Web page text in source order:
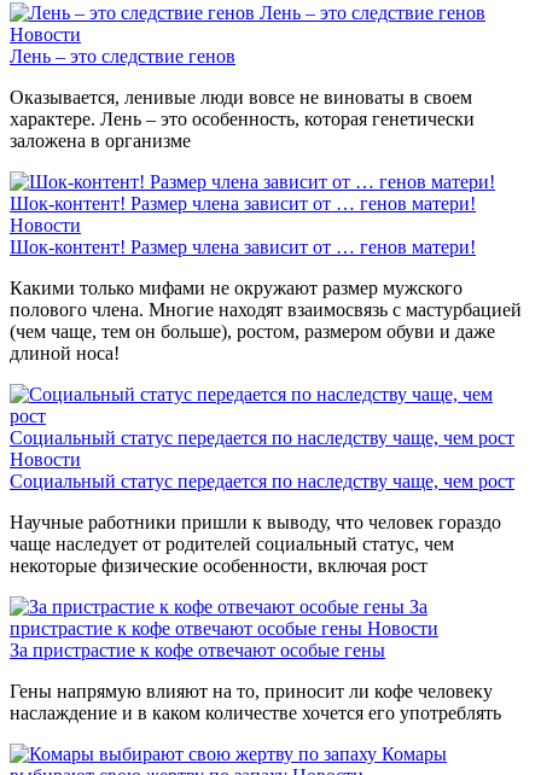
Лень – это следствие генов
Новости
Лень – это следствие генов
Оказывается, ленивые люди вовсе не виноваты в своем
характере. Лень – это особенность, которая генетически
заложена в организме
Шок-контент! Размер члена зависит от … генов матери!
Новости
Шок-контент! Размер члена зависит от … генов матери!
Какими только мифами не окружают размер мужского
полового члена. Многие находят взаимосвязь с мастурбацией
(чем чаще, тем он больше), ростом, размером обуви и даже
длиной носа!
Социальный статус передается по наследству чаще, чем рост
Новости
Социальный статус передается по наследству чаще, чем рост
Научные работники пришли к выводу, что человек гораздо
чаще наследует от родителей социальный статус, чем
некоторые физические особенности, включая рост
За
пристрастие к кофе отвечают особые гены Новости
За пристрастие к кофе отвечают особые гены
Гены напрямую влияют на то, приносит ли кофе человеку
наслаждение и в каком количестве хочется его употреблять
Комары